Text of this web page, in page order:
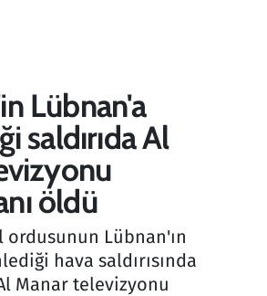
Lübnan'a
saldırıda Al
öldü
ordusunun Lübnan'ın
hava saldırısında
Manar televizyonu